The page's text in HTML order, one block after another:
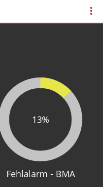
13%
Fehlalarm - BMA